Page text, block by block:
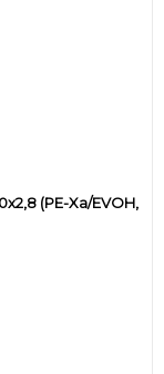
(PE-Xa/EVOH,